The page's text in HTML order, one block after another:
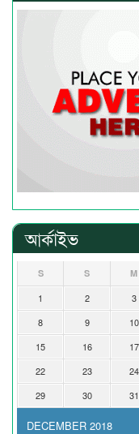
আর্কাইভ
DECEMBER 2018
S S M
1 2 3
8
9 10
15
16 17
22
23 24
29
30 31